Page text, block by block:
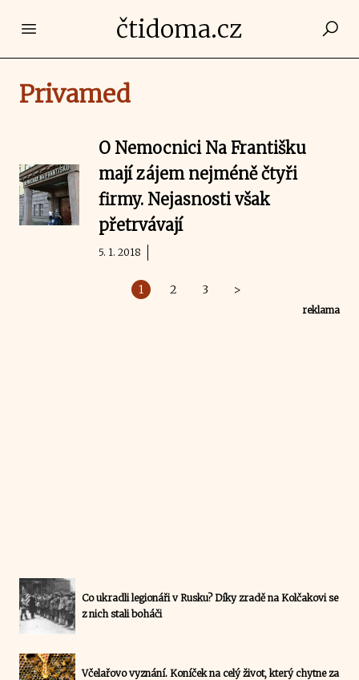
Open main menučtidoma.cz
Privamed
O Nemocnici Na Františku
mají zájem nejméně čtyři
firmy. Nejasnosti však
přetrvávají
5. 1. 2018
1 2 3 >
reklama
Co ukradli legionáři v Rusku? Díky zradě na Kolčakovi se
z nich stali boháči
Včelařovo vyznání. Koníček na celý život, který chytne za